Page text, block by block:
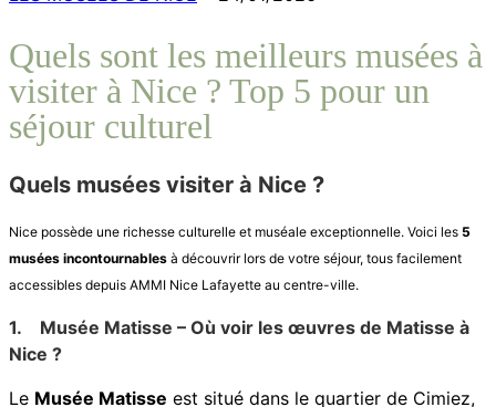
Quels sont les meilleurs musées à
visiter à Nice ? Top 5 pour un
séjour culturel
Quels musées visiter à Nice ?
Nice possède une richesse culturelle et muséale exceptionnelle. Voici les 5
musées incontournables à découvrir lors de votre séjour, tous facilement
accessibles depuis AMMI Nice Lafayette au centre-ville.
1.
Musée Matisse – Où voir les œuvres de Matisse à
Nice ?
Le Musée Matisse est situé dans le quartier de Cimiez,